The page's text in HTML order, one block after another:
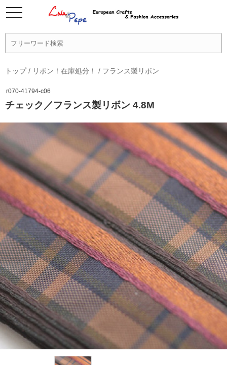
トップ/ リボン！在庫処分！ / フランス製リボン
r070-41794-c06
チェック／フランス製リボン 4.8M